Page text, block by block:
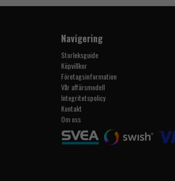
Navigering
Storleksguide
Köpvillkor
Företagsinformation
Vår affärsmodell
Integritetspolicy
Kontakt
Om oss